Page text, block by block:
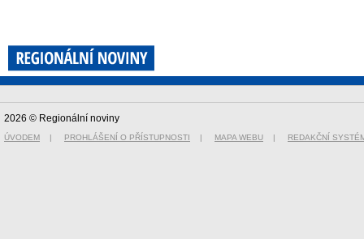
2026 © Regionální noviny
ÚVODEM | PROHLÁŠENÍ O PŘÍSTUPNOSTI | MAPA WEBU | REDAKČNÍ